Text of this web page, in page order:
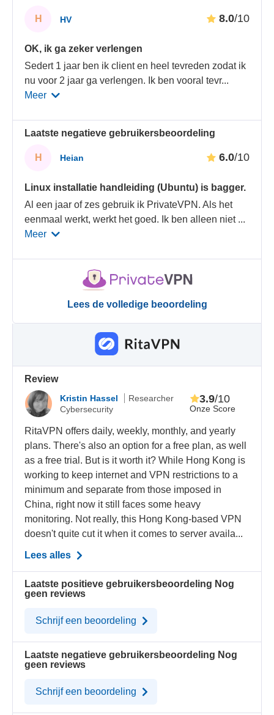
H HV 8.0/10
OK, ik ga zeker verlengen
Sedert 1 jaar ben ik client en heel tevreden zodat ik
nu voor 2 jaar ga verlengen. Ik ben vooral tevr...
Meer
Laatste negatieve gebruikersbeoordeling
H Heian 6.0/10
Linux installatie handleiding (Ubuntu) is bagger.
Al een jaar of zes gebruik ik PrivateVPN. Als het
eenmaal werkt, werkt het goed. Ik ben alleen niet ...
Meer
Lees de volledige beoordeling
Review
Kristin Hassel
Researcher
Cybersecurity
Onze Score
3.9/10
RitaVPN offers daily, weekly, monthly, and yearly
plans. There's also an option for a free plan, as well
as a free trial. But is it worth it? While Hong Kong is
working to keep internet and VPN restrictions to a
minimum and separate from those imposed in
China, right now it still faces some heavy
monitoring. Not really, this Hong Kong-based VPN
doesn't quite cut it when it comes to server availa...
Lees alles
Laatste positieve gebruikersbeoordeling Nog
geen reviews
Schrijf een beoordeling
Laatste negatieve gebruikersbeoordeling Nog
geen reviews
Schrijf een beoordeling